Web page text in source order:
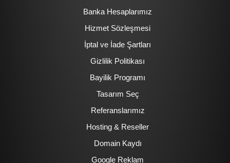
Banka Hesaplarımız
Hizmet Sözleşmesi
İptal ve İade Şartları
Gizlilik Politikası
Bayilik Programı
Tasarım Seç
Referanslarımız
Hosting & Reseller
Domain Kaydı
Google Reklam